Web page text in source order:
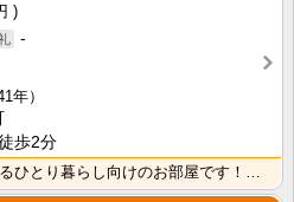
-
年）
歩2分
わんちゃん・猫ちゃんと暮らせるひとり暮らし向けのお部屋です！安心のオール電化！エレベータ付きで荷物の･･･